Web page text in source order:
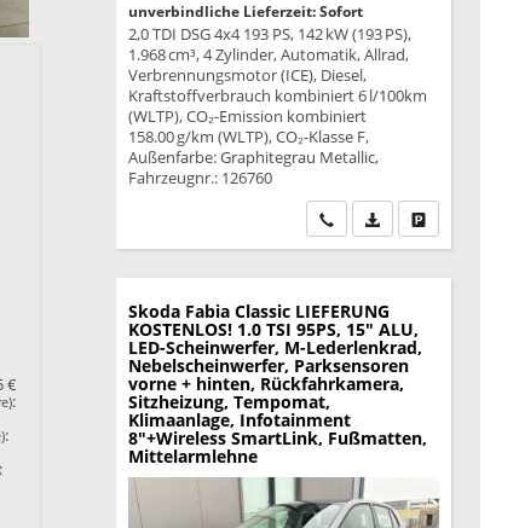
€
:
:
:
unverbindliche Lieferzeit: Sofort
2,0 TDI DSG 4x4 193 PS, 142 kW (193 PS),
1.968 cm³, 4 Zylinder, Automatik, Allrad,
Verbrennungsmotor (ICE), Diesel,
Kraftstoffverbrauch kombiniert 6 l/100km
(WLTP), CO₂-Emission kombiniert
158.00 g/km (WLTP), CO₂-Klasse F,
Außenfarbe: Graphitegrau Metallic,
Fahrzeugnr.: 126760
Wir rufen Sie an
PDF-Datei,Drucken,
Skoda Fabia Classic LIEFERUNG
KOSTENLOS! 1.0 TSI 95PS, 15" ALU,
LED-Scheinwerfer, M-Lederlenkrad,
Nebelscheinwerfer, Parksensoren
vorne + hinten, Rückfahrkamera,
Sitzheizung, Tempomat,
Klimaanlage, Infotainment
8"+Wireless SmartLink, Fußmatten,
Mittelarmlehne